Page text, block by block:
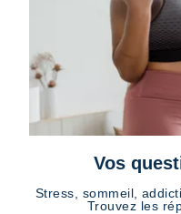
Vos
Stress, sommeil,
Trouvez les